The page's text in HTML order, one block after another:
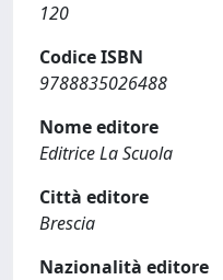
120
Codice ISBN
9788835026488
Nome editore
Editrice La Scuola
Città editore
Brescia
Nazionalità editore